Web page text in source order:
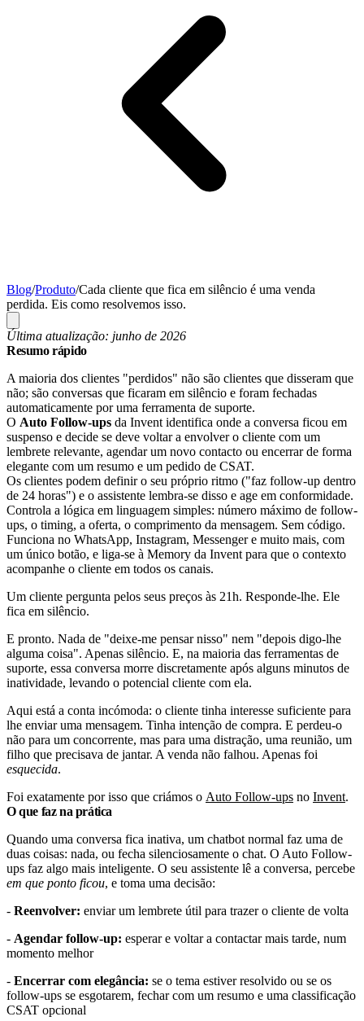
Blog/Produto/Cada cliente que fica em silêncio é uma venda
perdida. Eis como resolvemos isso.
Última atualização: junho de 2026
Resumo rápido
A maioria dos clientes "perdidos" não são clientes que disseram que
não; são conversas que ficaram em silêncio e foram fechadas
automaticamente por uma ferramenta de suporte.
O Auto Follow-ups da Invent identifica onde a conversa ficou em
suspenso e decide se deve voltar a envolver o cliente com um
lembrete relevante, agendar um novo contacto ou encerrar de forma
elegante com um resumo e um pedido de CSAT.
Os clientes podem definir o seu próprio ritmo ("faz follow-up dentro
de 24 horas") e o assistente lembra-se disso e age em conformidade.
Controla a lógica em linguagem simples: número máximo de follow-
ups, o timing, a oferta, o comprimento da mensagem. Sem código.
Funciona no WhatsApp, Instagram, Messenger e muito mais, com
um único botão, e liga-se à Memory da Invent para que o contexto
acompanhe o cliente em todos os canais.
Um cliente pergunta pelos seus preços às 21h. Responde-lhe. Ele
fica em silêncio.
E pronto. Nada de "deixe-me pensar nisso" nem "depois digo-lhe
alguma coisa". Apenas silêncio. E, na maioria das ferramentas de
suporte, essa conversa morre discretamente após alguns minutos de
inatividade, levando o potencial cliente com ela.
Aqui está a conta incómoda: o cliente tinha interesse suficiente para
lhe enviar uma mensagem. Tinha intenção de compra. E perdeu-o
não para um concorrente, mas para uma distração, uma reunião, um
filho que precisava de jantar. A venda não falhou. Apenas foi
esquecida.
Foi exatamente por isso que criámos o Auto Follow-ups no Invent.
O que faz na prática
Quando uma conversa fica inativa, um chatbot normal faz uma de
duas coisas: nada, ou fecha silenciosamente o chat. O Auto Follow-
ups faz algo mais inteligente. O seu assistente lê a conversa, percebe
em que ponto ficou, e toma uma decisão:
- Reenvolver: enviar um lembrete útil para trazer o cliente de volta
- Agendar follow-up: esperar e voltar a contactar mais tarde, num
momento melhor
- Encerrar com elegância: se o tema estiver resolvido ou se os
follow-ups se esgotarem, fechar com um resumo e uma classificação
CSAT opcional